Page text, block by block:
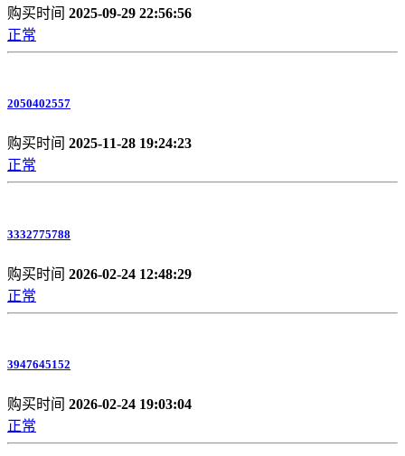
购买时间 2025-09-29 22:56:56
正常
2050402557
购买时间 2025-11-28 19:24:23
正常
3332775788
购买时间 2026-02-24 12:48:29
正常
3947645152
购买时间 2026-02-24 19:03:04
正常